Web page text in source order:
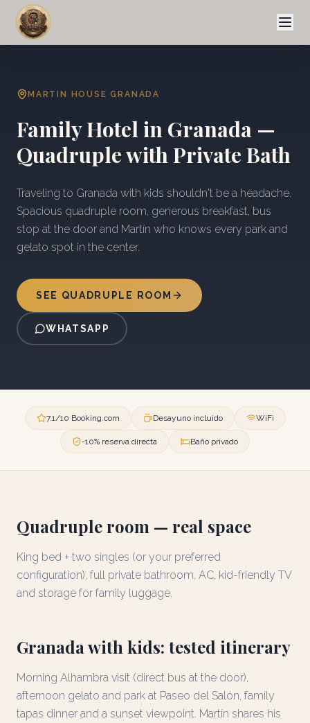
MARTIN HOUSE GRANADA
Family Hotel in Granada —
Quadruple with Private Bath
Traveling to Granada with kids shouldn't be a headache.
Spacious quadruple room, generous breakfast, bus
stop at the door and Martín who knows every park and
gelato spot in the center.
SEE QUADRUPLE ROOM
WHATSAPP
7.1/10 Booking.com Desayuno incluido WiFi
-10% reserva directa Baño privado
Quadruple room — real space
King bed + two singles (or your preferred
configuration), full private bathroom, AC, kid-friendly TV
and storage for family luggage.
Granada with kids: tested itinerary
Morning Alhambra visit (direct bus at the door),
afternoon gelato and park at Paseo del Salón, family
tapas dinner and a sunset viewpoint. Martín shares his